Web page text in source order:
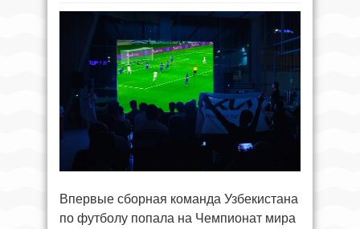
Впервые сборная команда Узбекистана
по футболу попала на Чемпионат мира